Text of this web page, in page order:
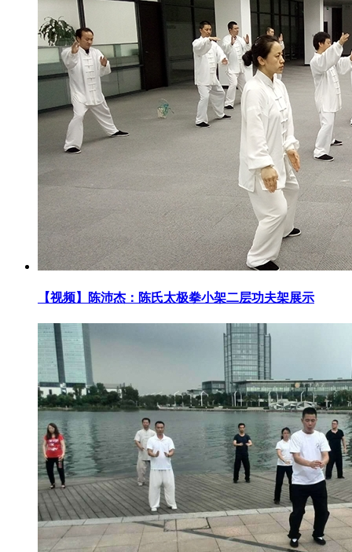
【视频】陈沛杰：陈氏太极拳小架二层功夫架展示